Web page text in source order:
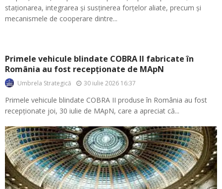
staționarea, integrarea și susținerea forțelor aliate, precum și
mecanismele de cooperare dintre...
Primele vehicule blindate COBRA II fabricate în
România au fost recepționate de MApN
Umbrela Strategică 30 iulie 2026 16:37
Primele vehicule blindate COBRA II produse în România au fost
recepționate joi, 30 iulie de MApN, care a apreciat că...